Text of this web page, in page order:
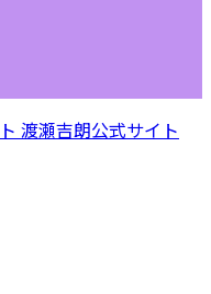
渡瀬吉朗公式サイト